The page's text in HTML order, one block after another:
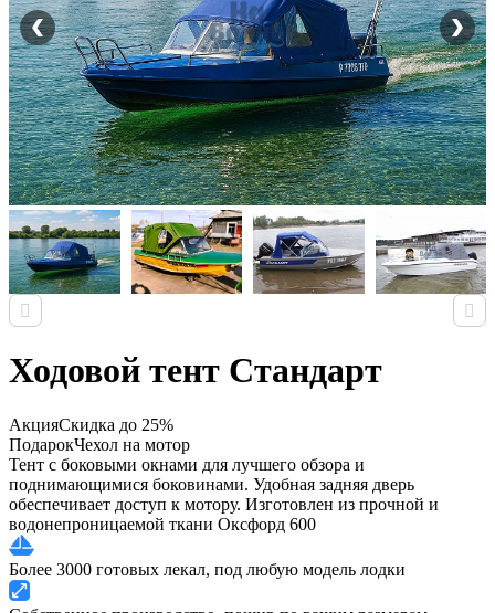
Ходовой тент Стандарт
АкцияСкидка до 25%
ПодарокЧехол на мотор
Тент с боковыми окнами для лучшего обзора и
поднимающимися боковинами. Удобная задняя дверь
обеспечивает доступ к мотору. Изготовлен из прочной и
водонепроницаемой ткани Оксфорд 600
Более 3000 готовых лекал, под любую модель лодки